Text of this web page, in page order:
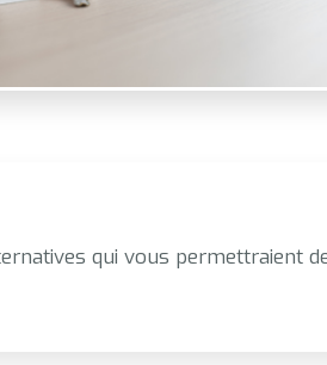
qui vous permettraient